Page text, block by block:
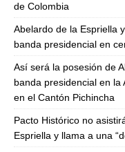
de Colombia
Abelardo de la Espriella
banda presidencial en
Así será la posesión de
banda presidencial en la
en el Cantón Pichincha
Pacto Histórico no
Espriella y llama a una